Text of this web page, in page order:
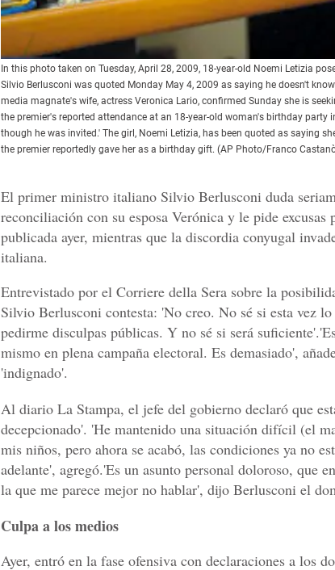
In this photo taken on Tuesday, April 28, 2009, 18-year-old Noemi Letizia
Silvio Berlusconi was quoted Monday May 4, 2009 as saying he doesn't
media magnate's wife, actress Veronica Lario, confirmed Sunday she is
the premier's reported attendance at an 18-year-old woman's birthday party
though he was invited.' The girl, Noemi Letizia, has been quoted as saying
the premier reportedly gave her as a birthday gift. (AP Photo/Franco
El primer ministro italiano Silvio Berlusconi duda
reconciliación con su esposa Verónica y le pide excusas
publicada ayer, mientras que la discordia conyugal
italiana.
Entrevistado por el Corriere della Sera sobre la
Silvio Berlusconi contesta: 'No creo. No sé si esta vez
pedirme disculpas públicas. Y no sé si será
mismo en plena campaña electoral. Es demasiado',
'indignado'.
Al diario La Stampa, el jefe del gobierno declaró que
decepcionado'. 'He mantenido una situación difícil (el
mis niños, pero ahora se acabó, las condiciones ya no
adelante', agregó.'Es un asunto personal doloroso, que
la que me parece mejor no hablar', dijo Berlusconi el
Culpa a los medios
Ayer, entró en la fase ofensiva con declaraciones a los